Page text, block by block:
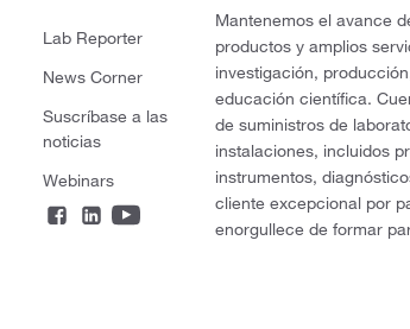
Lab Reporter
News Corner
Suscríbase a las
noticias
Webinars
Mantenemos el avance
productos y amplios
investigación,
educación científica.
de suministros de
instalaciones, incluidos
instrumentos,
cliente excepcional por
enorgullece de formar